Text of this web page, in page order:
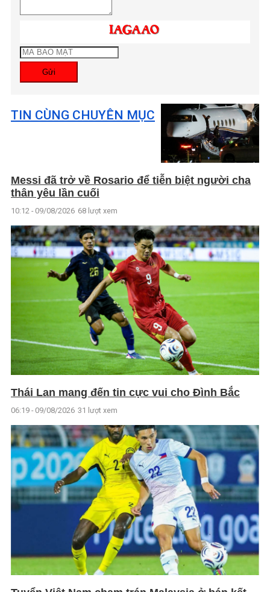
Gửi
TIN CÙNG CHUYÊN MỤC
Messi đã trở về Rosario để tiễn biệt người cha
thân yêu lần cuối
10:12 - 09/08/2026 68 lượt xem
Thái Lan mang đến tin cực vui cho Đình Bắc
06:19 - 09/08/2026 31 lượt xem